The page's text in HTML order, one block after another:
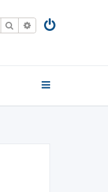
Поиск Расширенный